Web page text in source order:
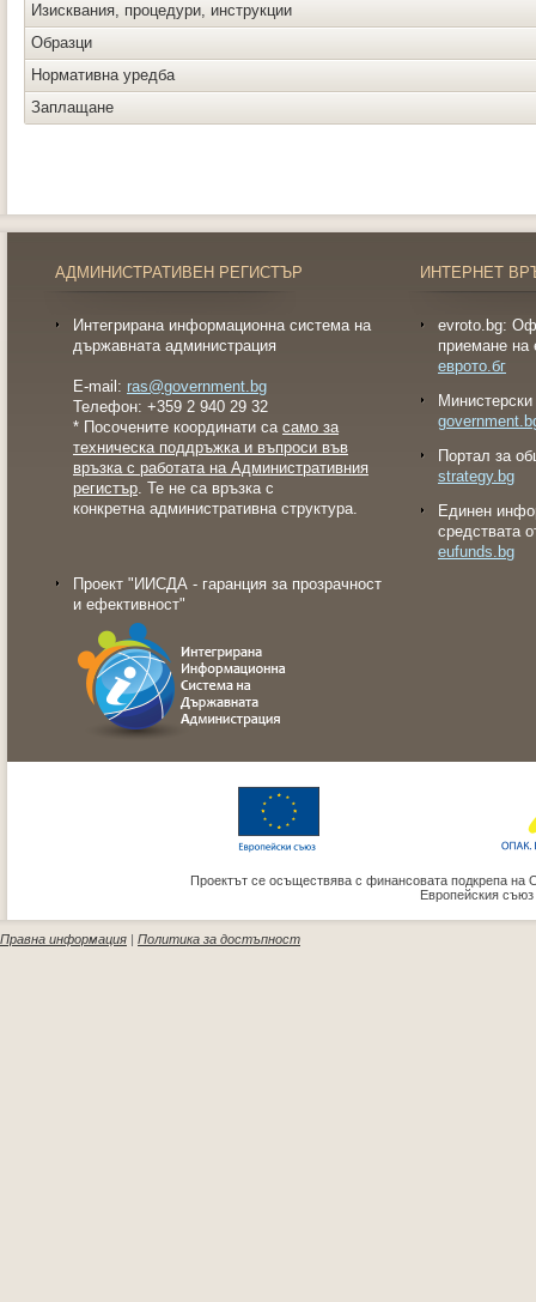
Изисквания, процедури, инструкции
Образци
Нормативна уредба
Заплащане
АДМИНИСТРАТИВЕН РЕГИСТЪР
Интегрирана информационна система на
държавната администрация
E-mail: ras@government.bg
Телефон: +359 2 940 29 32
* Посочените координати са само за
техническа поддръжка и въпроси във
връзка с работата на Административния
регистър. Те не са връзка с
конкретна административна структура.
Проект "ИИСДА - гаранция за прозрачност
и ефективност"
ИНТЕРНЕТ
evroto.bg:
приемане на
еврото.бг
Портал за
strategy.bg
Eдинен
средствата
eufunds.bg
Проектът се осъществява с финансовата подкрепа на
Европейския
Правна информация | Политика за достъпност